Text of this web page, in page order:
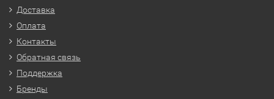
Доставка
Оплата
Контакты
Обратная связь
Поддержка
Бренды